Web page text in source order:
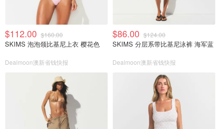
$112.00 $160.00
SKIMS 泡泡领比基尼上衣 樱花色
Dealmoon澳新省钱快报
$86.00 $124.00
SKIMS 分层系带比基尼泳裤 海军蓝
Dealmoon澳新省钱快报